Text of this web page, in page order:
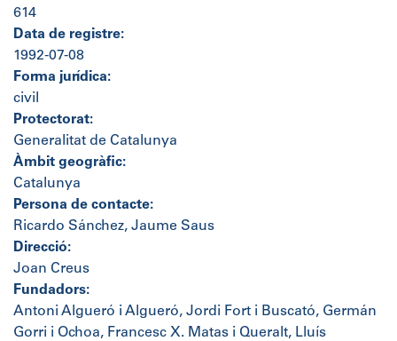
614
Data de registre:
1992-07-08
Forma jurídica:
civil
Protectorat:
Generalitat de Catalunya
Àmbit geogràfic:
Catalunya
Persona de contacte:
Ricardo Sánchez, Jaume Saus
Direcció:
Joan Creus
Fundadors:
Antoni Algueró i Algueró, Jordi Fort i Buscató, Germán
Gorri i Ochoa, Francesc X. Matas i Queralt, Lluís